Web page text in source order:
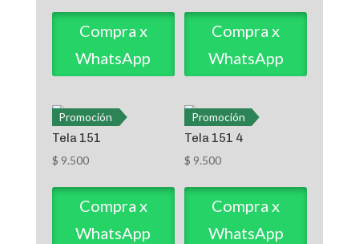
Compra x
WhatsApp
Compra x
WhatsApp
Promoción
Tela 151
$ 9.500
Compra x
WhatsApp
Promoción
Tela 151 4
$ 9.500
Compra x
WhatsApp